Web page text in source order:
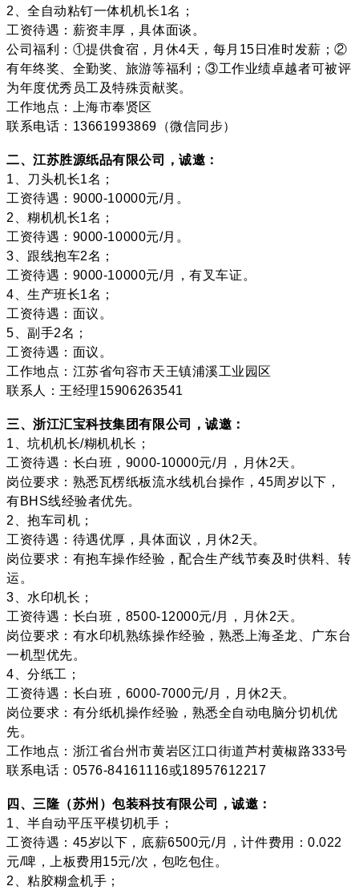
2、全自动粘钉一体机机长1名；
工资待遇：薪资丰厚，具体面谈。
公司福利：①提供食宿，月休4天，每月15日准时发薪；②
有年终奖、全勤奖、旅游等福利；③工作业绩卓越者可被评
为年度优秀员工及特殊贡献奖。
工作地点：上海市奉贤区
联系电话：13661993869（微信同步）
二、江苏胜源纸品有限公司，诚邀：
1、刀头机长1名；
工资待遇：9000-10000元/月。
2、糊机机长1名；
工资待遇：9000-10000元/月。
3、跟线抱车2名；
工资待遇：9000-10000元/月，有叉车证。
4、生产班长1名；
工资待遇：面议。
5、副手2名；
工资待遇：面议。
工作地点：江苏省句容市天王镇浦溪工业园区
联系人：王经理15906263541
三、浙江汇宝科技集团有限公司，诚邀：
1、坑机机长/糊机机长；
工资待遇：长白班，9000-10000元/月，月休2天。
岗位要求：熟悉瓦楞纸板流水线机台操作，45周岁以下，
有BHS线经验者优先。
2、抱车司机；
工资待遇：待遇优厚，具体面议，月休2天。
岗位要求：有抱车操作经验，配合生产线节奏及时供料、转
运。
3、水印机长；
工资待遇：长白班，8500-12000元/月，月休2天。
岗位要求：有水印机熟练操作经验，熟悉上海圣龙、广东台
一机型优先。
4、分纸工；
工资待遇：长白班，6000-7000元/月，月休2天。
岗位要求：有分纸机操作经验，熟悉全自动电脑分切机优
先。
工作地点：浙江省台州市黄岩区江口街道芦村黄椒路333号
联系电话：0576-84161116或18957612217
四、三隆（苏州）包装科技有限公司，诚邀：
1、半自动平压平模切机手；
工资待遇：45岁以下，底薪6500元/月，计件费用：0.022
元/啤，上板费用15元/次，包吃包住。
2、粘胶糊盒机手；